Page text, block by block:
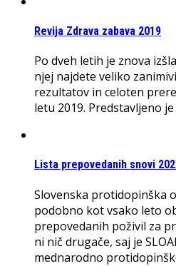
Revija Zdrava zabava 2019
Po dveh letih je znova
njej najdete veliko
rezultatov in celoten
letu 2019. Predstavljeno
Lista prepovedanih snovi
Slovenska protidopinška
podobno kot vsako leto
prepovedanih poživil za
ni nič drugače, saj je
mednarodno